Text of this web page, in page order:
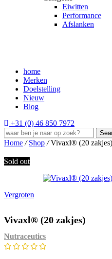
Eiwitten
Performance
Afslanken
home
Merken
Doelstelling
Nieuw
Blog
+31 (0) 46 850 7972
Home / Shop / Vivaxl® (20 zakjes)
Sold out
Vergroten
Vivaxl® (20 zakjes)
Nutraceutics